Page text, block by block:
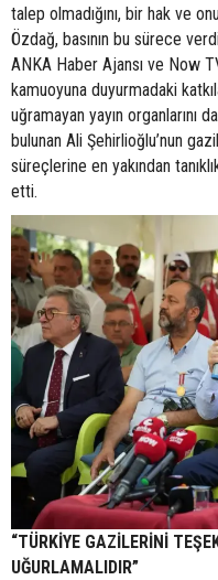
talep olmadığını, bir hak ve
Özdağ, basının bu sürece
ANKA Haber Ajansı ve Now
kamuoyuna duyurmadaki
uğramayan yayın organlarını
bulunan Ali Şehirlioğlu’nun
süreçlerine en yakından
etti.
“TÜRKİYE GAZİLERİNİ
UĞURLAMALIDIR”